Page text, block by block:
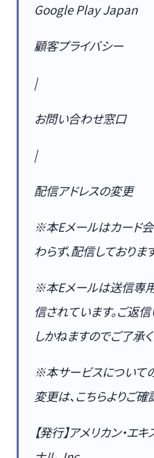
Google Play Japan
顧客プライバシー
|
お問い合わせ窓口
|
配信アドレスの変更
※本Eメールはカード
わらず、配信しておりま
※本Eメールは送信専
信されています。ご返
しかねますのでご了承く
※本サービスについて
変更は、こちらよりご確
【発行】アメリカン・エ